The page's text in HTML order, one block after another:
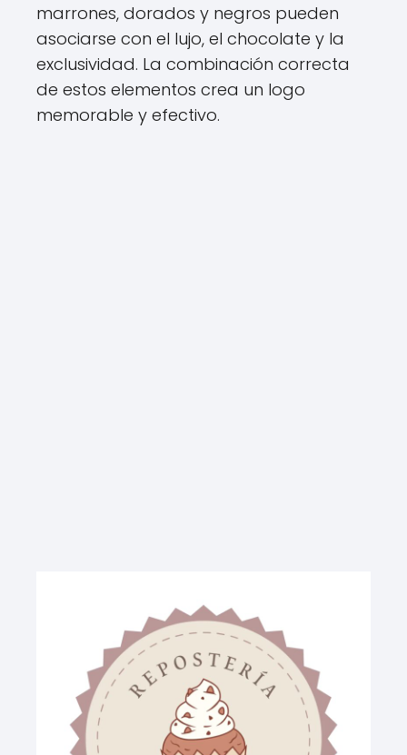
marrones, dorados y negros pueden
asociarse con el lujo, el chocolate y la
exclusividad. La combinación correcta
de estos elementos crea un logo
memorable y efectivo.